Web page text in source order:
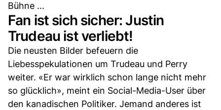
Bühne ...
Fan ist sich sicher: Justin
Trudeau ist verliebt!
Die neusten Bilder befeuern die
Liebesspekulationen um Trudeau und Perry
weiter. «Er war wirklich schon lange nicht mehr
so glücklich», meint ein Social-Media-User über
den kanadischen Politiker. Jemand anderes ist